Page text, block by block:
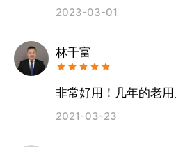
2023-03-01
林千富
非常好用！几年的老用
2021-03-23